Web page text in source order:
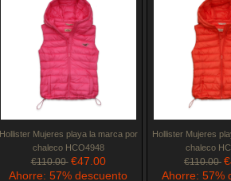
Hollister Mujeres playa la marca por
chaleco HCO4948
€110.00 €47.00
Ahorre: 57% descuento
Hollister Mujeres
chaleco
€110.00
Ahorre: 57%